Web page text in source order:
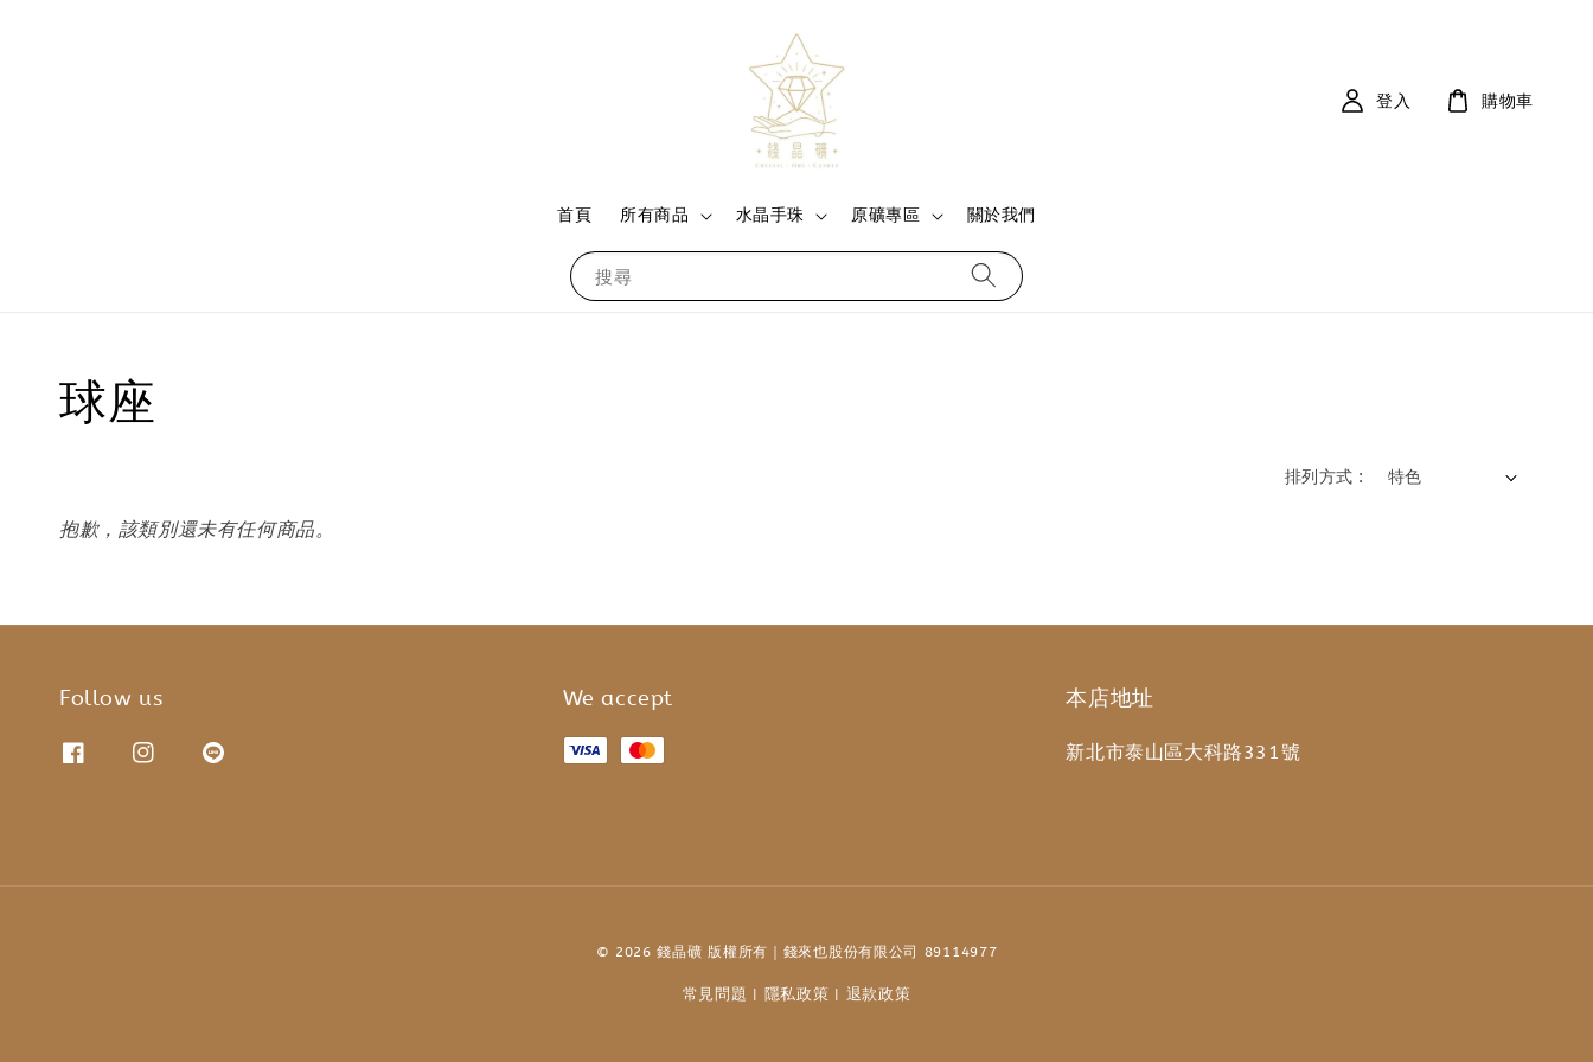
搜尋
首頁 所有商品 水晶手珠 原礦專區 關於我們
登入 購物車
球座
排列方式 :
抱歉，該類別還未有任何商品。
Follow us We accept 本店地址
新北市泰山區大科路331號
© 2026 錢晶礦 版權所有｜錢來也股份有限公司 89114977
常見問題 隱私政策 退款政策